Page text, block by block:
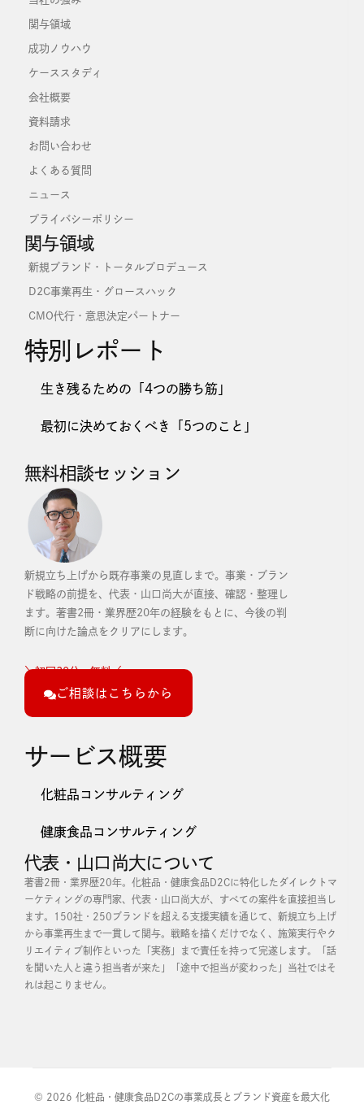
関与領域
成功ノウハウ
ケーススタディ
会社概要
資料請求
お問い合わせ
よくある質問
ニュース
プライバシーポリシー
関与領域
新規ブランド・トータルプロデュース
D2C事業再生・グロースハック
CMO代行・意思決定パートナー
特別レポート
生き残るための「4つの勝ち筋」
最初に決めておくべき「5つのこと」
無料相談セッション
新規立ち上げから既存事業の見直しまで。事業・ブラン
ド戦略の前提を、代表・山口尚大が直接、確認・整理し
ます。 著書2冊・業界歴20年の経験をもとに、今後の判
断に向けた論点をクリアにします。
＼初回30分・無料／
ご相談はこちらから
サービス概要
化粧品コンサルティング
健康食品コンサルティング
代表・山口尚大について
著書2冊・業界歴20年。化粧品・健康食品D2Cに特化したダイレクトマ
ーケティングの専門家、代表・山口尚大が、すべての案件を直接担当し
ます。
150社・250ブランドを超える支援実績を通じて、新規立ち上げ
から事業再生まで一貫して関与。戦略を描くだけでなく、施策実行やク
リエイティブ制作といった「実務」まで責任を持って完遂します。
「話
を聞いた人と違う担当者が来た」「途中で担当が変わった」当社ではそ
れは起こりません。
© 2026 化粧品・健康食品D2Cの事業成長とブランド資産を最大化